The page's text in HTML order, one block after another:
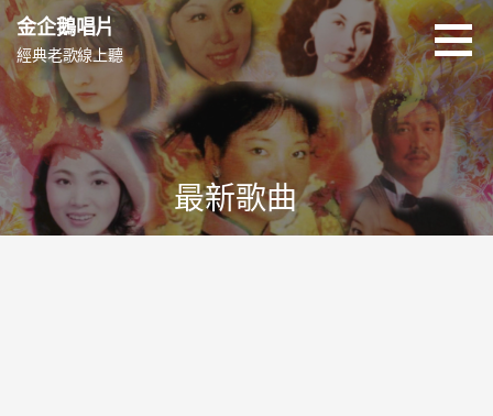
跳
至
主
內
容
金企鵝唱片
經典老歌線上聽
最新歌曲